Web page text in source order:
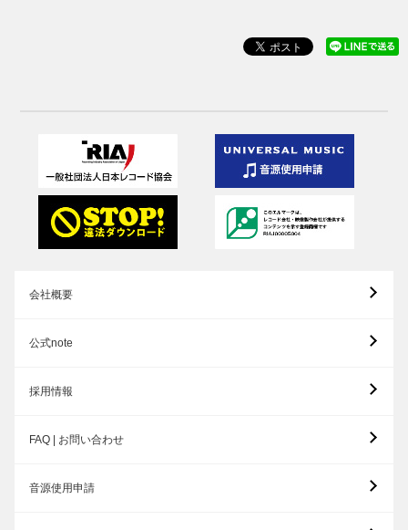
会社概要
公式note
採用情報
FAQ | お問い合わせ
音源使用申請